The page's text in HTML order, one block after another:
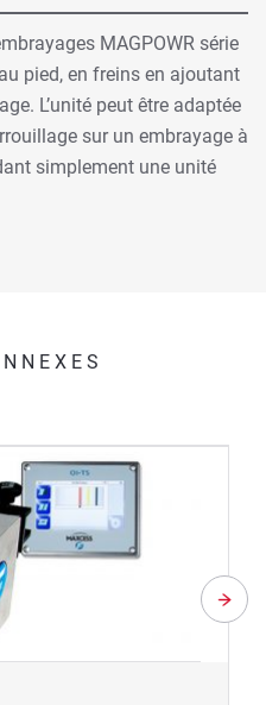
MAGPOWR série
pied, en freins en ajoutant
L’unité peut être adaptée
sur un embrayage à
simplement une unité